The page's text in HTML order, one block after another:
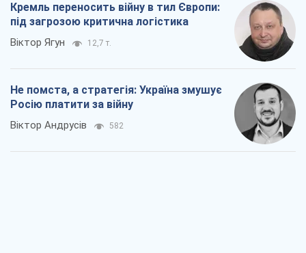
Кремль переносить війну в тил Європи:
під загрозою критична логістика
Віктор Ягун 12,7 т.
Не помста, а стратегія: Україна змушує
Росію платити за війну
Віктор Андрусів 582